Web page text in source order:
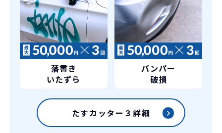
落書き
いたずら
バンパー
破損
たすカッター３詳細